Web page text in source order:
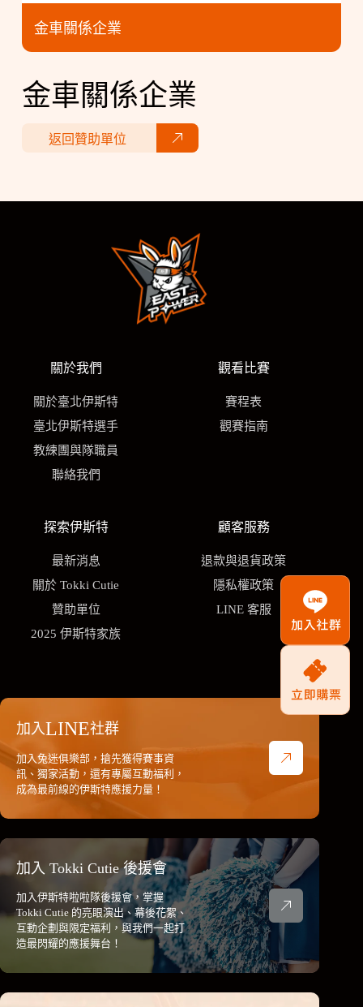
金車關係企業
金車關係企業
返回贊助單位
關於我們
關於臺北伊斯特
臺北伊斯特選手
教練團與隊職員
聯絡我們
觀看比賽
賽程表
觀賽指南
探索伊斯特
最新消息
關於 Tokki Cutie
贊助單位
2025 伊斯特家族
顧客服務
退款與退貨政策
隱私權政策
LINE 客服
加入LINE社群
加入兔迷俱樂部，搶先獲得賽事資
訊、獨家活動，還有專屬互動福利，
成為最前線的伊斯特應援力量！
加入 Tokki Cutie 後援會
加入伊斯特啦啦隊後援會，掌握
Tokki Cutie 的亮眼演出、幕後花絮、
互動企劃與限定福利，與我們一起打
造最閃耀的應援舞台！